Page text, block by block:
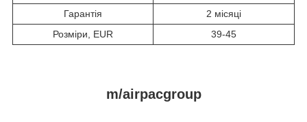
Гарантія
2 місяці
Розміри, EUR
39-45
m/airpacgroup